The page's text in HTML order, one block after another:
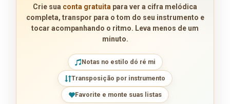
Crie sua conta gratuita para ver a cifra melódica
completa, transpor para o tom do seu instrumento e
tocar acompanhando o ritmo. Leva menos de um
minuto.
Notas no estilo dó ré mi
Transposição por instrumento
Favorite e monte suas listas